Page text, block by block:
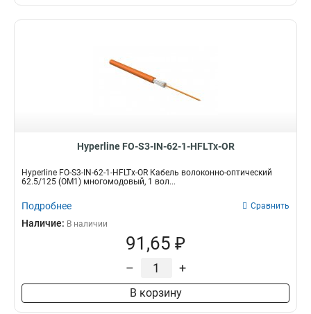
Hyperline FO-S3-IN-62-1-HFLTx-OR
Hyperline FO-S3-IN-62-1-HFLTx-OR Кабель волоконно-оптический
62.5/125 (OM1) многомодовый, 1 вол...
Подробнее Сравнить
Наличие: В наличии
91,65 ₽
– +
В корзину